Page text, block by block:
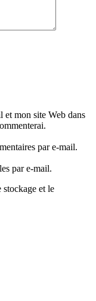
et mon site Web dans
par e-mail.
par e-mail.
et le